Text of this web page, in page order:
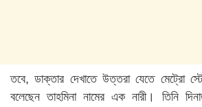
তবে, ডাক্তার দেখাতে উত্তরা যেতে মেট্রো
বলেছেন তাহমিনা নামের এক নারী। তিনি